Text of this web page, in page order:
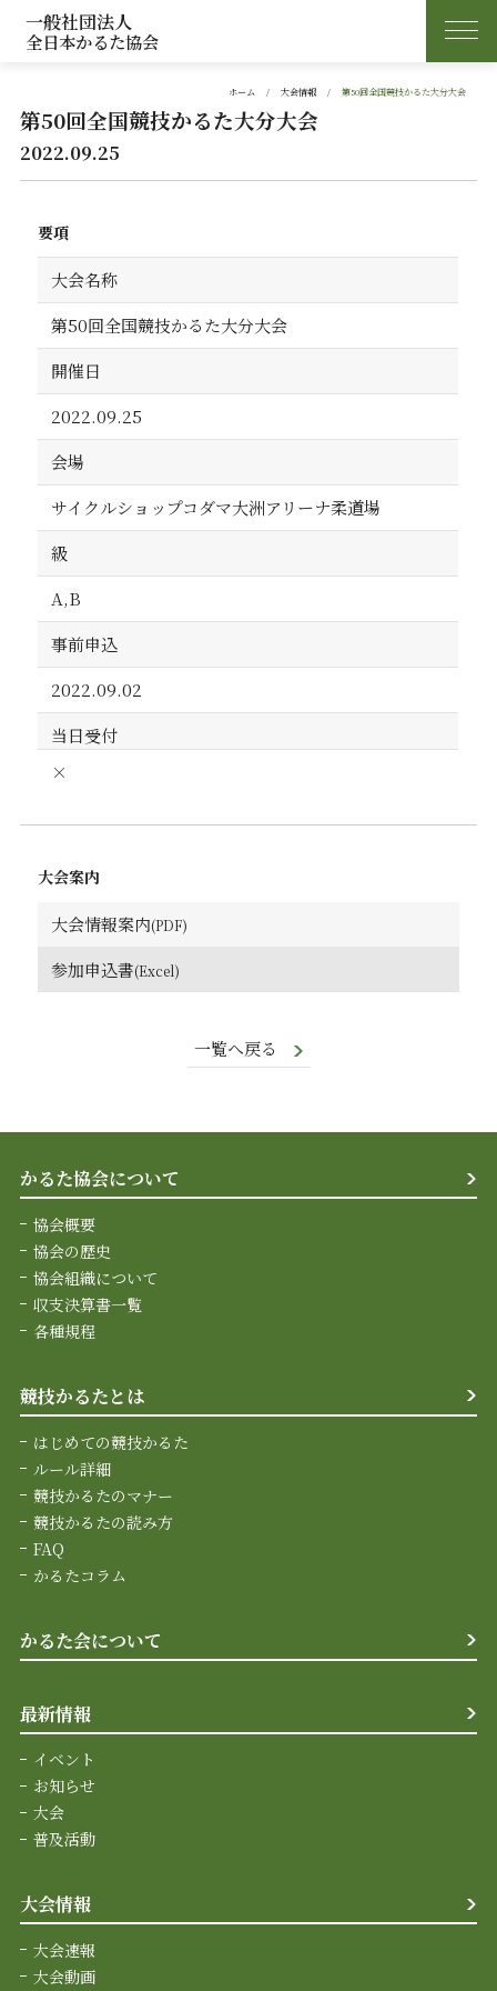
一般社団法人
全日本かるた協会
ホーム 大会情報 第50回全国競技かるた大分大会
第50回全国競技かるた大分大会
2022.09.25
要項
大会名称
第50回全国競技かるた大分大会
開催日
2022.09.25
会場
サイクルショップコダマ大洲アリーナ柔道場
級
A,B
事前申込
2022.09.02
当日受付
×
大会案内
大会情報案内
参加申込書
一覧へ戻る
かるた協会について
協会概要
協会の歴史
協会組織について
収支決算書一覧
各種規程
競技かるたとは
はじめての競技かるた
ルール詳細
競技かるたのマナー
競技かるたの読み方
FAQ
かるたコラム
かるた会について
最新情報
イベント
お知らせ
大会
普及活動
大会情報
大会速報
大会動画